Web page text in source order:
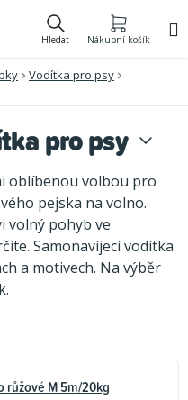
Hledat Nákupní košík
Vodítka pro psy
pro psy
oblíbenou volbou pro
pejska na volno.
volný pohyb ve
Samonavíjecí vodítka
a motivech. Na výběr
růžové M 5m/20kg